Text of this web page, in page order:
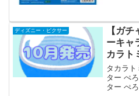
ディズニー・ピクサー
【ガ
ーキャ
カラト
タカラト
ター ぺ
ター ぺ